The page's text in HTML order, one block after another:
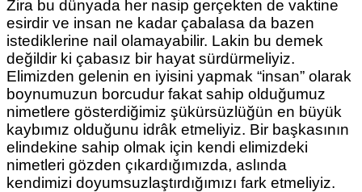
Zira bu dünyada her nasip gerçekten de vaktine
esirdir ve insan ne kadar çabalasa da bazen
istediklerine nail olamayabilir. Lakin bu demek
değildir ki çabasız bir hayat sürdürmeliyiz.
Elimizden gelenin en iyisini yapmak “insan” olarak
boynumuzun borcudur fakat sahip olduğumuz
nimetlere gösterdiğimiz şükürsüzlüğün en büyük
kaybımız olduğunu idrâk etmeliyiz. Bir başkasının
elindekine sahip olmak için kendi elimizdeki
nimetleri gözden çıkardığımızda, aslında
kendimizi doyumsuzlaştırdığımızı fark etmeliyiz.